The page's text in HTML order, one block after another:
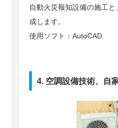
自動火災報知設備の施工
成します。
使用ソフト：AutoCAD
4. 空調設備技術、自